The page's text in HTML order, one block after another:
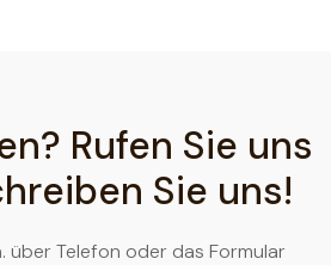
Rufen Sie uns
Sie uns!
über Telefon oder das Formular